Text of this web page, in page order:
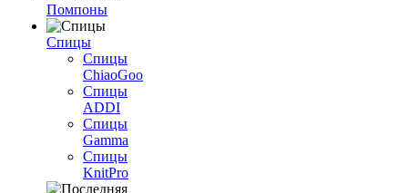
Помпоны
Спицы
Спицы
ChiaoGoo
Спицы
ADDI
Спицы
Gamma
Спицы
KnitPro